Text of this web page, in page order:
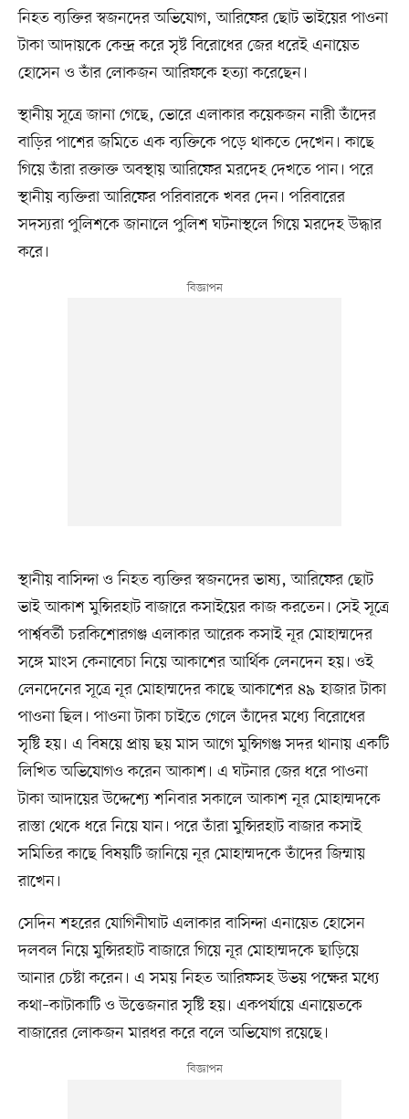
নিহত ব্যক্তির স্বজনদের অভিযোগ, আরিফের ছোট ভাইয়ের পাওনা
টাকা আদায়কে কেন্দ্র করে সৃষ্ট বিরোধের জের ধরেই এনায়েত
হোসেন ও তাঁর লোকজন আরিফকে হত্যা করেছেন।
স্থানীয় সূত্রে জানা গেছে, ভোরে এলাকার কয়েকজন নারী তাঁদের
বাড়ির পাশের জমিতে এক ব্যক্তিকে পড়ে থাকতে দেখেন। কাছে
গিয়ে তাঁরা রক্তাক্ত অবস্থায় আরিফের মরদেহ দেখতে পান। পরে
স্থানীয় ব্যক্তিরা আরিফের পরিবারকে খবর দেন। পরিবারের
সদস্যরা পুলিশকে জানালে পুলিশ ঘটনাস্থলে গিয়ে মরদেহ উদ্ধার
করে।
স্থানীয় বাসিন্দা ও নিহত ব্যক্তির স্বজনদের ভাষ্য, আরিফের ছোট
ভাই আকাশ মুন্সিরহাট বাজারে কসাইয়ের কাজ করতেন। সেই সূত্রে
পার্শ্ববর্তী চরকিশোরগঞ্জ এলাকার আরেক কসাই নূর মোহাম্মদের
সঙ্গে মাংস কেনাবেচা নিয়ে আকাশের আর্থিক লেনদেন হয়। ওই
লেনদেনের সূত্রে নূর মোহাম্মদের কাছে আকাশের ৪৯ হাজার টাকা
পাওনা ছিল। পাওনা টাকা চাইতে গেলে তাঁদের মধ্যে বিরোধের
সৃষ্টি হয়। এ বিষয়ে প্রায় ছয় মাস আগে মুন্সিগঞ্জ সদর থানায় একটি
লিখিত অভিযোগও করেন আকাশ। এ ঘটনার জের ধরে পাওনা
টাকা আদায়ের উদ্দেশ্যে শনিবার সকালে আকাশ নূর মোহাম্মদকে
রাস্তা থেকে ধরে নিয়ে যান। পরে তাঁরা মুন্সিরহাট বাজার কসাই
সমিতির কাছে বিষয়টি জানিয়ে নূর মোহাম্মদকে তাঁদের জিম্মায়
রাখেন।
সেদিন শহরের যোগিনীঘাট এলাকার বাসিন্দা এনায়েত হোসেন
দলবল নিয়ে মুন্সিরহাট বাজারে গিয়ে নূর মোহাম্মদকে ছাড়িয়ে
আনার চেষ্টা করেন। এ সময় নিহত আরিফসহ উভয় পক্ষের মধ্যে
কথা–কাটাকাটি ও উত্তেজনার সৃষ্টি হয়। একপর্যায়ে এনায়েতকে
বাজারের লোকজন মারধর করে বলে অভিযোগ রয়েছে।